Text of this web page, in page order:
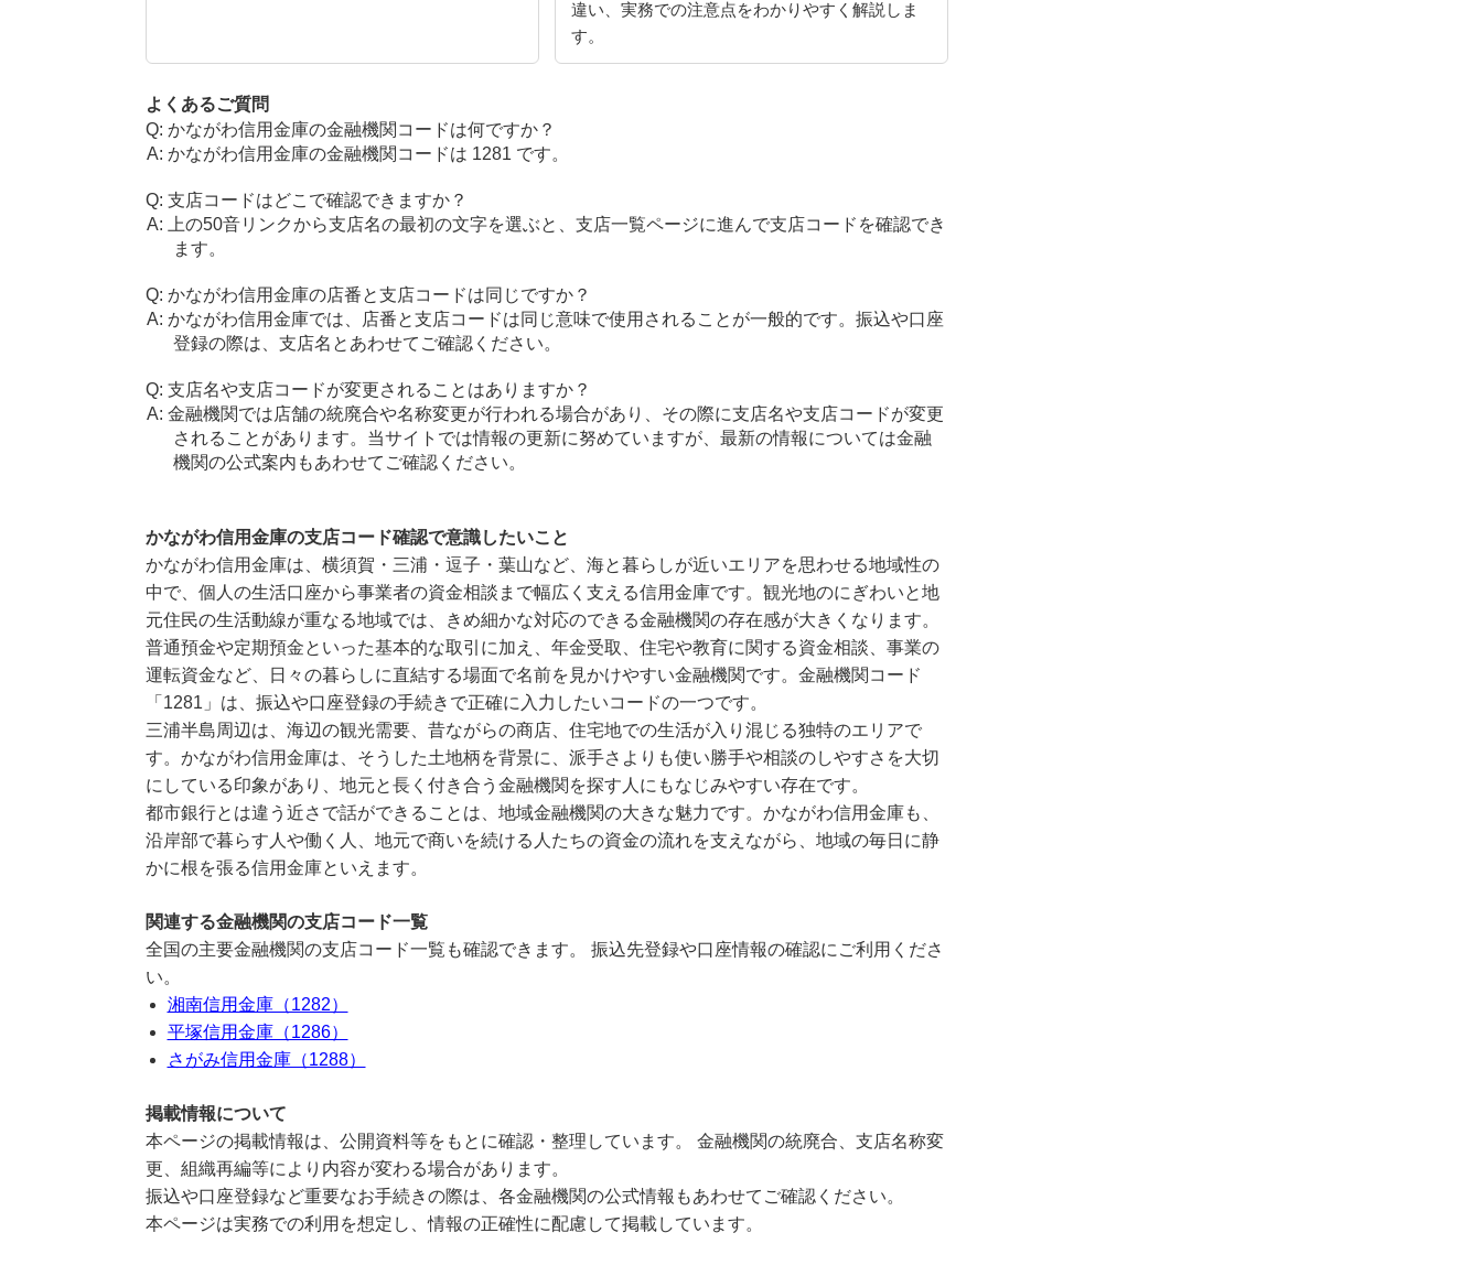
違い、実務での注意点をわかりやすく解説しま
す。
よくあるご質問
かながわ信用金庫の金融機関コードは何ですか？
かながわ信用金庫の金融機関コードは 1281 です。
支店コードはどこで確認できますか？
上の50音リンクから支店名の最初の文字を選ぶと、支店一覧ページに進んで支店コードを確認でき
ます。
かながわ信用金庫の店番と支店コードは同じですか？
かながわ信用金庫では、店番と支店コードは同じ意味で使用されることが一般的です。振込や口座
登録の際は、支店名とあわせてご確認ください。
支店名や支店コードが変更されることはありますか？
金融機関では店舗の統廃合や名称変更が行われる場合があり、その際に支店名や支店コードが変更
されることがあります。当サイトでは情報の更新に努めていますが、最新の情報については金融
機関の公式案内もあわせてご確認ください。
かながわ信用金庫の支店コード確認で意識したいこと
かながわ信用金庫は、横須賀・三浦・逗子・葉山など、海と暮らしが近いエリアを思わせる地域性の
中で、個人の生活口座から事業者の資金相談まで幅広く支える信用金庫です。観光地のにぎわいと地
元住民の生活動線が重なる地域では、きめ細かな対応のできる金融機関の存在感が大きくなります。
普通預金や定期預金といった基本的な取引に加え、年金受取、住宅や教育に関する資金相談、事業の
運転資金など、日々の暮らしに直結する場面で名前を見かけやすい金融機関です。金融機関コード
「1281」は、振込や口座登録の手続きで正確に入力したいコードの一つです。
三浦半島周辺は、海辺の観光需要、昔ながらの商店、住宅地での生活が入り混じる独特のエリアで
す。かながわ信用金庫は、そうした土地柄を背景に、派手さよりも使い勝手や相談のしやすさを大切
にしている印象があり、地元と長く付き合う金融機関を探す人にもなじみやすい存在です。
都市銀行とは違う近さで話ができることは、地域金融機関の大きな魅力です。かながわ信用金庫も、
沿岸部で暮らす人や働く人、地元で商いを続ける人たちの資金の流れを支えながら、地域の毎日に静
かに根を張る信用金庫といえます。
関連する金融機関の支店コード一覧
全国の主要金融機関の支店コード一覧も確認できます。 振込先登録や口座情報の確認にご利用くださ
い。
湘南信用金庫（1282）
平塚信用金庫（1286）
さがみ信用金庫（1288）
掲載情報について
本ページの掲載情報は、公開資料等をもとに確認・整理しています。 金融機関の統廃合、支店名称変
更、組織再編等により内容が変わる場合があります。
振込や口座登録など重要なお手続きの際は、各金融機関の公式情報もあわせてご確認ください。
本ページは実務での利用を想定し、情報の正確性に配慮して掲載しています。